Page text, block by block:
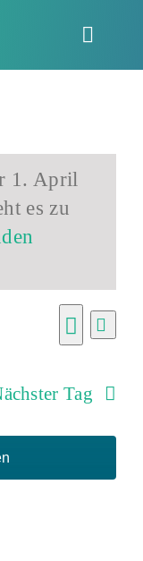
Toggle
1. April
es zu
und
Suche
Tag
Tag